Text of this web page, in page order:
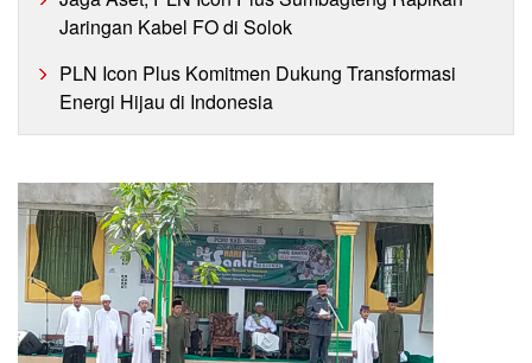
Jaringan Kabel FO di Solok
PLN Icon Plus Komitmen Dukung Transformasi
Energi Hijau di Indonesia